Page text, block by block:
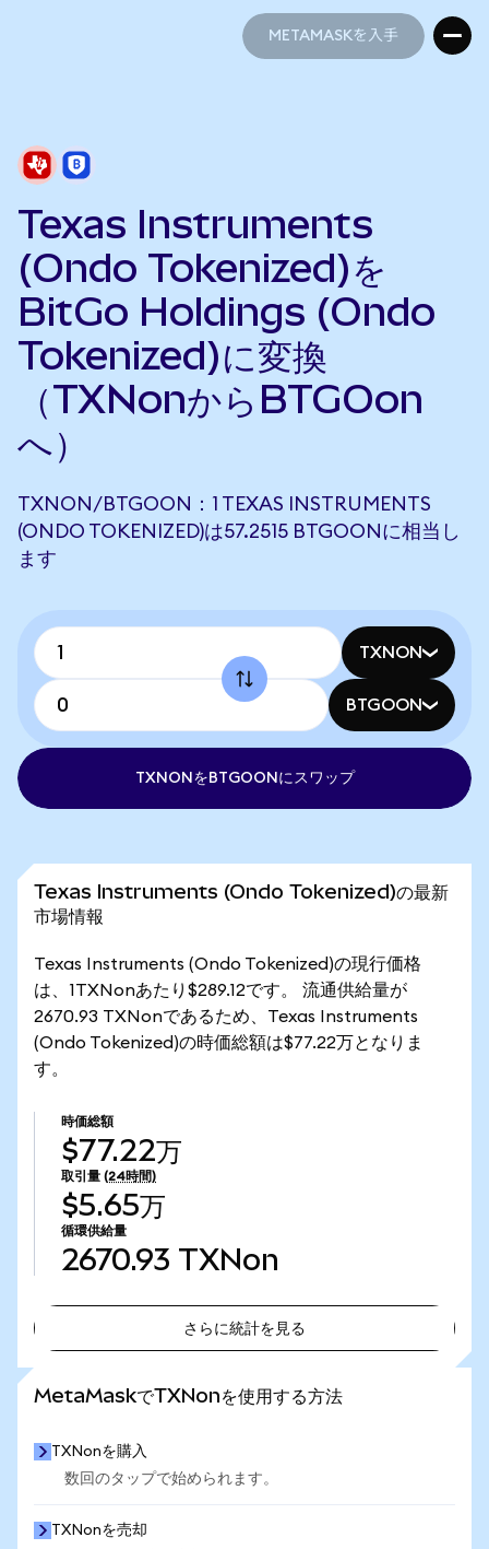
METAMASKを入手
Texas Instruments
(Ondo Tokenized)を
BitGo Holdings (Ondo
Tokenized)に変換
（TXNonからBTGOon
へ）
TXNON/BTGOON：1 TEXAS INSTRUMENTS
(ONDO TOKENIZED)は57.2515 BTGOONに相当し
ます
TXNON
BTGOON
TXNONをBTGOONにスワップ
Texas Instruments (Ondo Tokenized)の最新
市場情報
Texas Instruments (Ondo Tokenized)の現行価格
は、1TXNonあたり$289.12です。 流通供給量が
2670.93 TXNonであるため、Texas Instruments
(Ondo Tokenized)の時価総額は$77.22万となりま
す。
時価総額
$77.22万
取引量 (24時間)
$5.65万
循環供給量
2670.93 TXNon
さらに統計を見る
MetaMaskでTXNonを使用する方法
TXNonを購入
数回のタップで始められます。
TXNonを売却